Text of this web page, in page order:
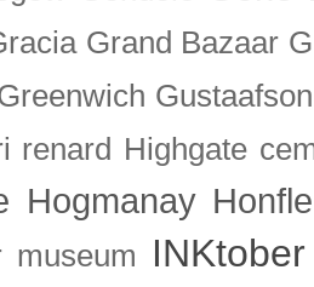
Grand Bazaar
Gustaafson
renard Highgate
Hogmanay
museum INKtober